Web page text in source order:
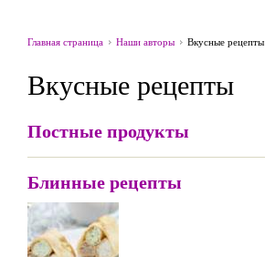
Главная страница Наши авторы Вкусные рецепты
Вкусные рецепты
Постные продукты
Блинные рецепты